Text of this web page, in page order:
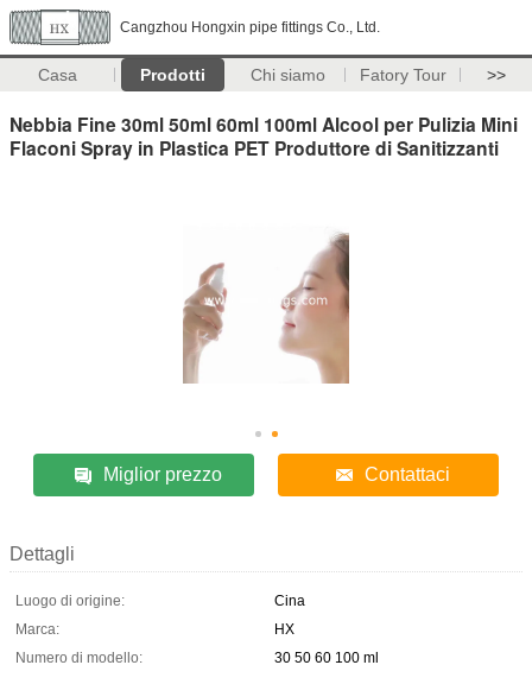
Cangzhou Hongxin pipe fittings Co., Ltd.
Casa Prodotti Chi siamo Fatory Tour >>
Nebbia Fine 30ml 50ml 60ml 100ml Alcool per Pulizia Mini
Flaconi Spray in Plastica PET Produttore di Sanitizzanti
Miglior prezzo Contattaci
Dettagli
Luogo di origine:
Cina
Marca:
HX
Numero di modello:
30 50 60 100 ml